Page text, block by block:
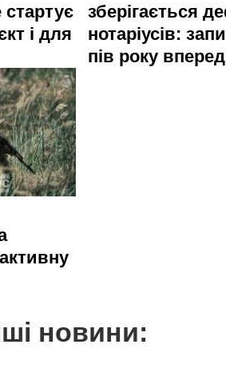
стартує
і для
зберігається
нотаріусів:
пів року вперед
новини: